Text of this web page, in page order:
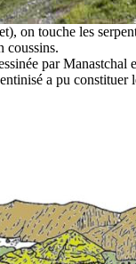
on touche les
coussins.
par
a pu constituer